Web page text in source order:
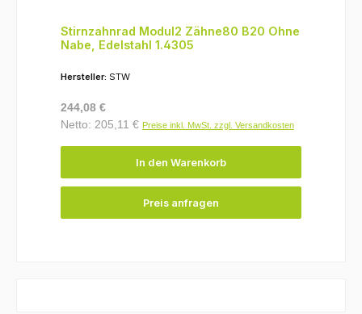
Stirnzahnrad Modul2 Zähne80 B20 Ohne
Nabe, Edelstahl 1.4305
Hersteller: STW
Regulärer Preis:
244,08 €
Netto: 205,11 € Preise inkl. MwSt. zzgl. Versandkosten
In den Warenkorb
Preis anfragen